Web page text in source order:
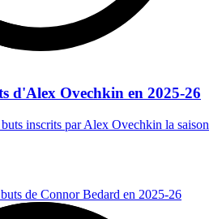
d'Alex Ovechkin en 2025-26
inscrits par Alex Ovechkin la saison